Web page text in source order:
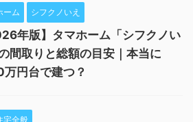
ーム シフクノいえ
年版】タマホーム「シフクノい
間取りと総額の目安｜本当に
円台で建つ？
宅全般